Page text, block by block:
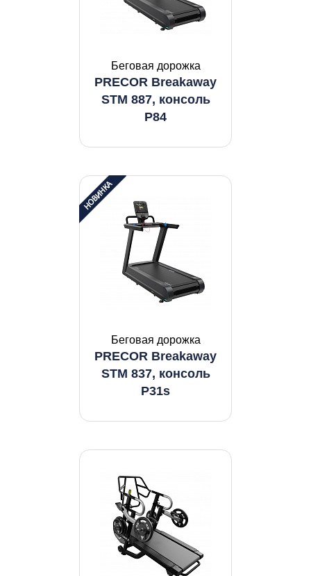
Беговая дорожка
PRECOR Breakaway
STM 887, консоль
P84
Беговая дорожка
PRECOR Breakaway
STM 837, консоль
P31s